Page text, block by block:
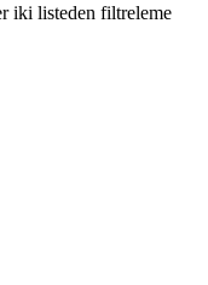
iki listeden filtreleme